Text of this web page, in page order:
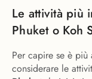
Le attività più
Phuket o Koh
Per capire se è più
considerare le